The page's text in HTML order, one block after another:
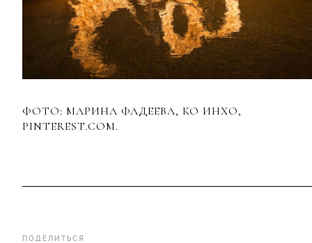
ПОДЕЛИТЬСЯ
ФОТО: МАРИНА ФАДЕЕВА, КО ИНХО,
PINTEREST.COM.